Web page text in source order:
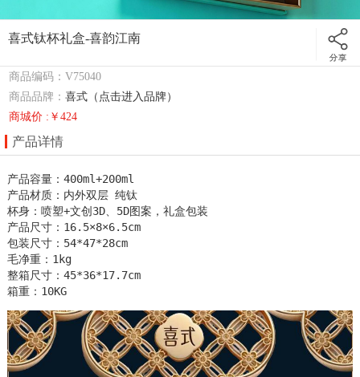
喜式钛杯礼盒-喜韵江南
商品编码：V75040
商品品牌：喜式（点击进入品牌）
商城价 :￥424
产品详情
产品容量：400ml+200ml
产品材质：内外双层 纯钛
杯身：喷塑+文创3D、5D图案，礼盒包装
产品尺寸：16.5×8×6.5cm
包装尺寸：54*47*28cm
毛净重：1kg
整箱尺寸：45*36*17.7cm
箱重：10KG